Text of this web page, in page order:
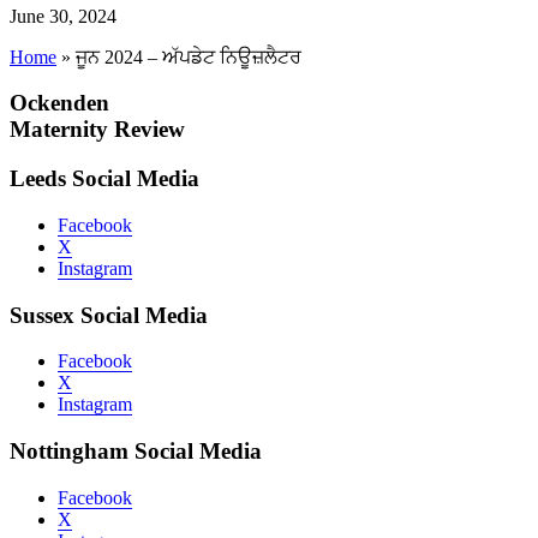
June 30, 2024
Home »ਜੂਨ 2024 – ਅੱਪਡੇਟ ਨਿਊਜ਼ਲੈਟਰ
Ockenden
Maternity Review
Leeds Social Media
Facebook
X
Instagram
Sussex Social Media
Facebook
X
Instagram
Nottingham Social Media
Facebook
X